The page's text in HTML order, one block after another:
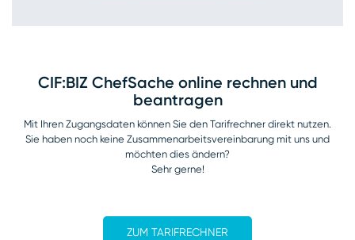
CIF:BIZ ChefSache online rechnen und
beantragen
Mit Ihren Zugangsdaten können Sie den Tarifrechner direkt nutzen.
Sie haben noch keine Zusammenarbeitsvereinbarung mit uns und
möchten dies ändern?
Sehr gerne!
ZUM TARIFRECHNER